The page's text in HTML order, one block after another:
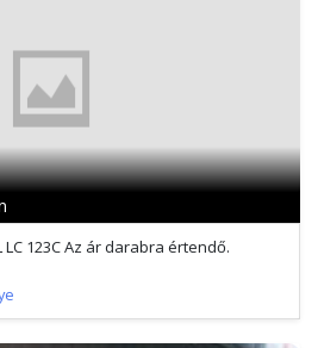
LC 123C Az ár darabra értendő.